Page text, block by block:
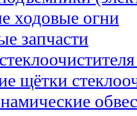
ходовые огни
запчасти
щётки